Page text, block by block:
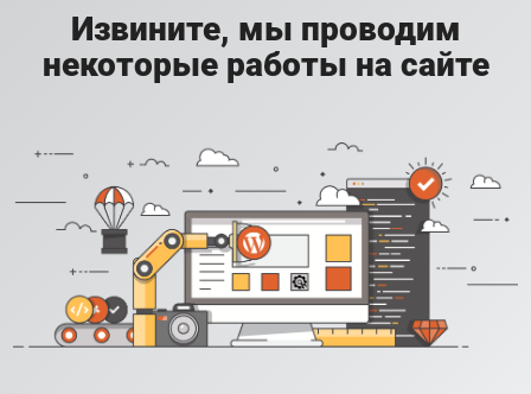
Извините, мы проводим
некоторые работы на сайте